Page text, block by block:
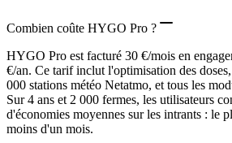
Combien coûte HYGO Pro ?
HYGO Pro est facturé 30 €/mois en
€/an. Ce tarif inclut l'optimisation des
000 stations météo Netatmo, et tous les
Sur 4 ans et 2 000 fermes, les utilisateurs
d'économies moyennes sur les intrants : le
moins d'un mois.